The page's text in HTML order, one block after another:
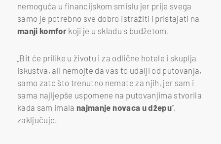
nemoguća u financijskom smislu jer prije svega
samo je potrebno sve dobro istražiti i pristajati na
manji komfor koji je u skladu s budžetom.
„Bit će prilike u životu i za odlične hotele i skuplja
iskustva, ali nemojte da vas to udalji od putovanja,
samo zato što trenutno nemate za njih, jer sam i
sama najljepše uspomene na putovanjima stvorila
kada sam imala najmanje novaca u džepu“,
zaključuje.